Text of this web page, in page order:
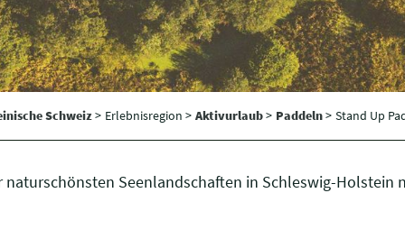
Schweiz> Erlebnisregion > Aktivurlaub> Paddeln> Stand Up
naturschönsten Seenlandschaften in Schleswig-Holstein